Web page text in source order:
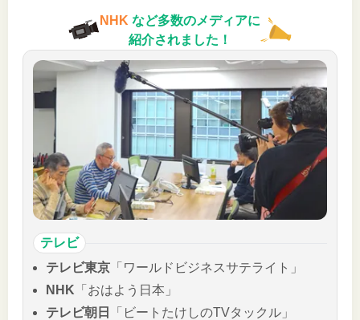
NHK など多数のメディアに
紹介されました！
テレビ
テレビ東京 「ワールドビジネスサテライト」
NHK 「おはよう日本」
テレビ朝日
「ビートたけしのTVタックル」